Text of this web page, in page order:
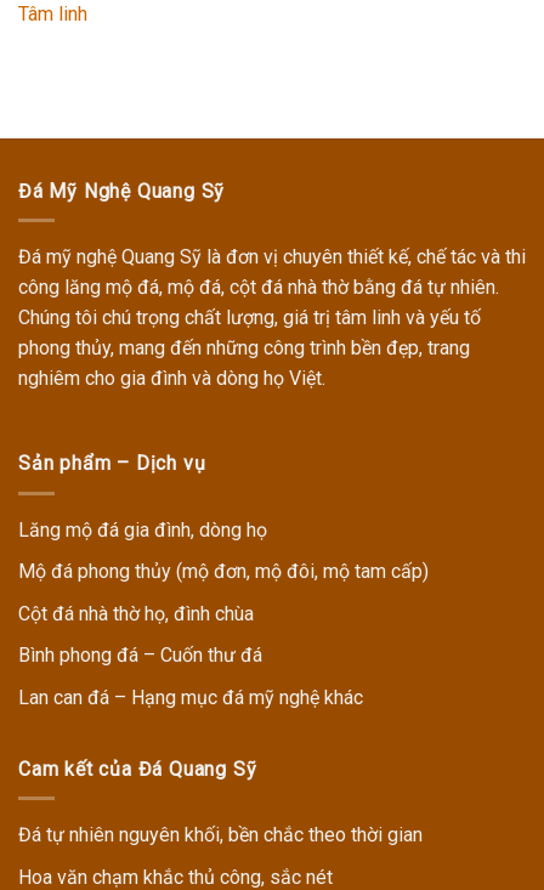
Tâm linh
Đá Mỹ Nghệ Quang Sỹ
Đá mỹ nghệ Quang Sỹ là đơn vị chuyên thiết kế, chế tác và thi
công lăng mộ đá, mộ đá, cột đá nhà thờbằng đá tự nhiên.
Chúng tôi chú trọng chất lượng, giá trị tâm linh và yếu tố
phong thủy, mang đến những công trình bền đẹp, trang
nghiêm cho gia đình và dòng họ Việt.
Sản phẩm – Dịch vụ
Lăng mộ đá gia đình, dòng họ
Mộ đá phong thủy (mộ đơn, mộ đôi, mộ tam cấp)
Cột đá nhà thờ họ, đình chùa
Bình phong đá – Cuốn thư đá
Lan can đá – Hạng mục đá mỹ nghệ khác
Cam kết của Đá Quang Sỹ
Đá tự nhiên nguyên khối, bền chắc theo thời gian
Hoa văn chạm khắc thủ công, sắc nét